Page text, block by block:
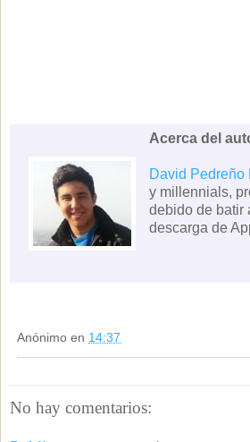
Acerca del
David Pedreño
y millennials,
debido de batir
descarga de
Anónimo en 14:37
No hay comentarios: